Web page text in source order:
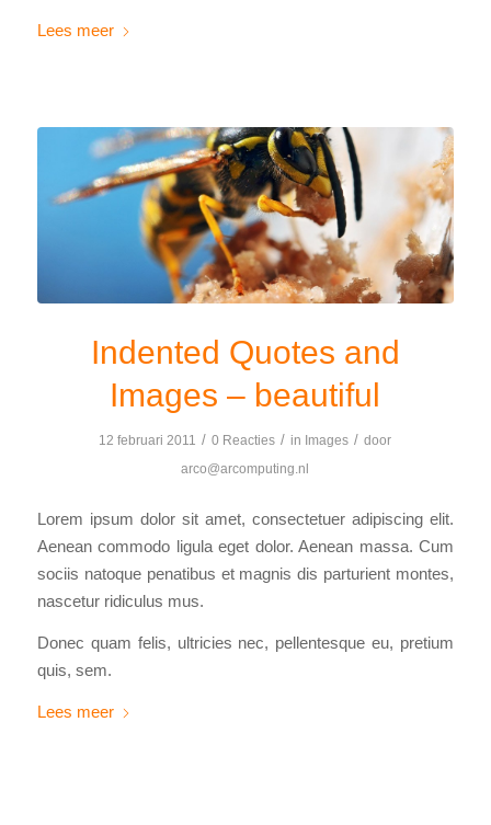
Lees meer
Indented Quotes and
Images – beautiful
12 februari 2011 / 0 Reacties / in Images / door
arco@arcomputing.nl
Lorem ipsum dolor sit amet, consectetuer adipiscing elit.
Aenean commodo ligula eget dolor. Aenean massa. Cum
sociis natoque penatibus et magnis dis parturient montes,
nascetur ridiculus mus.
Donec quam felis, ultricies nec, pellentesque eu, pretium
quis, sem.
Lees meer